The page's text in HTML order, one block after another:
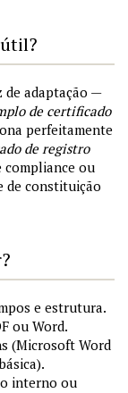
de adaptação —
de certificado
perfeitamente
de registro
compliance ou
de constituição
e estrutura.
ou Word.
(Microsoft Word
interno ou